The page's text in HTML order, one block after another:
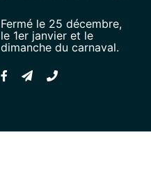
Fermé le 25 décembre,
le 1er janvier et le
dimanche du carnaval.